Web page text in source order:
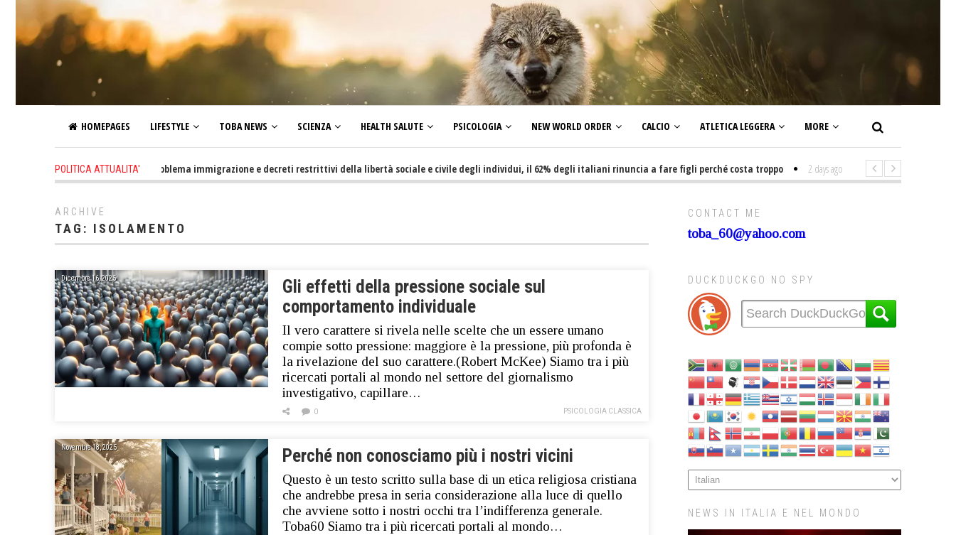
HOMEPAGES LIFESTYLE TOBA NEWS SCIENZA HEALTH SALUTE PSICOLOGIA NEW WORLD ORDER CALCIO ATLETICA LEGGERA MORE
POLITICA ATTUALITA'
1 day ago - Altro che problema immigrazione e decreti restrittivi della libertà sociale e civile degli individui, il 62% degli italiani rinuncia a fare figli perché costa troppo 2 days ago - Non mi interesso di politica
ARCHIVE
TAG: ISOLAMENTO
Dicembre 16, 2025
Gli effetti della pressione sociale sul
comportamento individuale
Il vero carattere si rivela nelle scelte che un essere umano
compie sotto pressione: maggiore è la pressione, più profonda è
la rivelazione del suo carattere.(Robert McKee) Siamo tra i più
ricercati portali al mondo nel settore del giornalismo
investigativo, capillare…
PSICOLOGIA CLASSICA
0
Novembre 18, 2025 Perché non conosciamo più i nostri vicini
Questo è un testo scritto sulla base di un etica religiosa cristiana
che andrebbe presa in seria considerazione alla luce di quello
che avviene sotto i nostri occhi tra l’indifferenza generale.
Toba60 Siamo tra i più ricercati portali al mondo…
CONTACT ME
toba_60@yahoo.com
DUCKDUCKGO NO SPY
NEWS IN ITALIA E NEL MONDO